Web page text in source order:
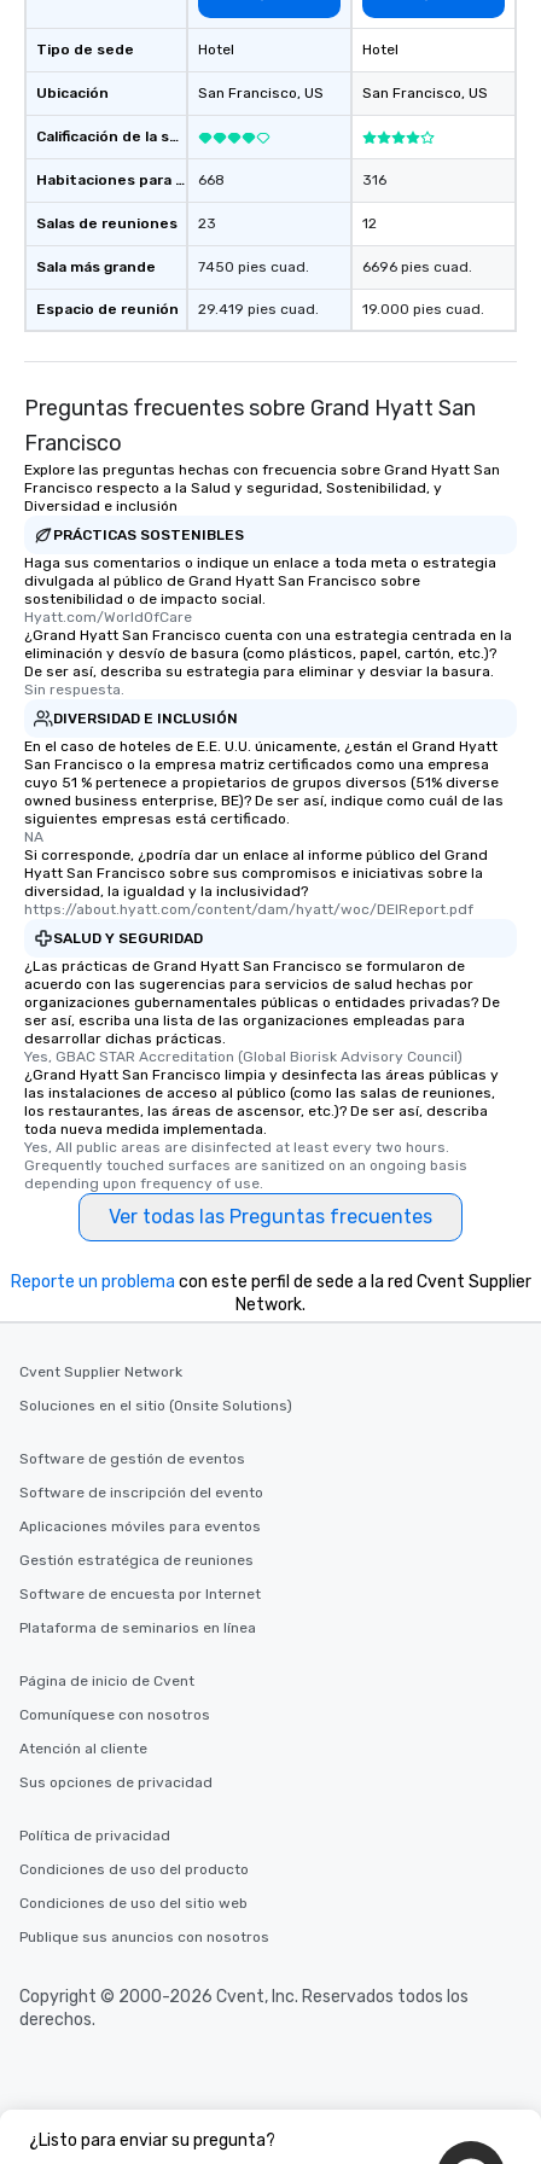
as well as an event
an evening helicopter
glittering lights of The
Memorable
Smacking Foodie
to gather and dine
are special, from the
last. It’s an
will reminisce about
One of the best
experience is
walking distance of
short stroll allows
heading to the next
entertainment. All
knowledgeable,
fascinating stories.
interactive
along the way
Different Types of
experiences offer the
discovered otherwise
at a typical corporate
a way to try some of
in the city and dive
cuisines and dishes.
selected dishes are
delight any palate. Tours Available
from Day to Night
group experience,
key. Whether you
after work, we can
Tipo de sede
Ubicación
Calificación de la sede
Habitaciones para huéspedes
Salas de reuniones
Sala más grande
Espacio de reunión
Hotel
San Francisco, US
668
23
7450 pies cuad.
29.419 pies cuad.
Hotel
San Francisco, US
316
12
6696 pies cuad.
19.000 pies cuad.
Preguntas frecuentes sobre Grand Hyatt San
Francisco
Explore las preguntas hechas con frecuencia sobre Grand Hyatt San
Francisco respecto a la Salud y seguridad, Sostenibilidad, y
Diversidad e inclusión
PRÁCTICAS SOSTENIBLES
Haga sus comentarios o indique un enlace a toda meta o estrategia
divulgada al público de Grand Hyatt San Francisco sobre
sostenibilidad o de impacto social.
Hyatt.com/WorldOfCare
¿Grand Hyatt San Francisco cuenta con una estrategia centrada en la
eliminación y desvío de basura (como plásticos, papel, cartón, etc.)?
De ser así, describa su estrategia para eliminar y desviar la basura.
Sin respuesta.
DIVERSIDAD E INCLUSIÓN
En el caso de hoteles de E.E. U.U. únicamente, ¿están el Grand Hyatt
San Francisco o la empresa matriz certificados como una empresa
cuyo 51 % pertenece a propietarios de grupos diversos (51% diverse
owned business enterprise, BE)? De ser así, indique como cuál de las
siguientes empresas está certificado.
NA
Si corresponde, ¿podría dar un enlace al informe público del Grand
Hyatt San Francisco sobre sus compromisos e iniciativas sobre la
diversidad, la igualdad y la inclusividad?
https://about.hyatt.com/content/dam/hyatt/woc/DEIReport.pdf
SALUD Y SEGURIDAD
¿Las prácticas de Grand Hyatt San Francisco se formularon de
acuerdo con las sugerencias para servicios de salud hechas por
organizaciones gubernamentales públicas o entidades privadas? De
ser así, escriba una lista de las organizaciones empleadas para
desarrollar dichas prácticas.
Yes, GBAC STAR Accreditation (Global Biorisk Advisory Council)
¿Grand Hyatt San Francisco limpia y desinfecta las áreas públicas y
las instalaciones de acceso al público (como las salas de reuniones,
los restaurantes, las áreas de ascensor, etc.)? De ser así, describa
toda nueva medida implementada.
Yes, All public areas are disinfected at least every two hours.
Grequently touched surfaces are sanitized on an ongoing basis
depending upon frequency of use.
Ver todas las Preguntas frecuentes
¿Listo para enviar su pregunta?
Reporte un problema con este perfil de sede a la red Cvent Supplier
Network.
Cvent Supplier Network
Soluciones en el sitio (Onsite Solutions)
Software de gestión de eventos
Software de inscripción del evento
Aplicaciones móviles para eventos
Gestión estratégica de reuniones
Software de encuesta por Internet
Plataforma de seminarios en línea
Página de inicio de Cvent
Comuníquese con nosotros
Atención al cliente
Sus opciones de privacidad
Política de privacidad
Condiciones de uso del producto
Condiciones de uso del sitio web
Publique sus anuncios con nosotros
Copyright © 2000-2026 Cvent, Inc. Reservados todos los
derechos.